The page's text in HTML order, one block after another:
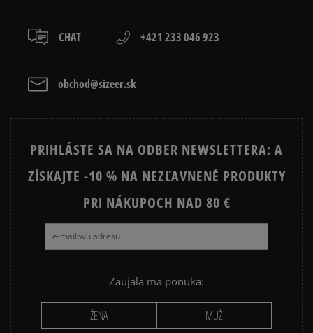
CHAT +421 233 046 923
obchod@sizeer.sk
PRIHLÁSTE SA NA ODBER NEWSLETTERA: A
ZÍSKAJTE -10 % NA NEZĽAVNENÉ PRODUKTY
PRI NÁKUPOCH NAD 80 €
Zaujala ma ponuka:
ŽENA MUŽ